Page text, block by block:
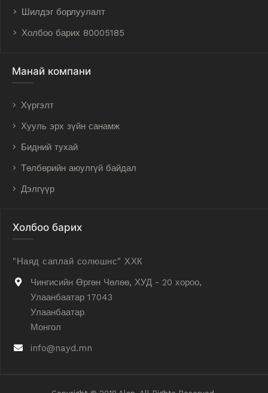
Шилдэг борлуулалт
Холбоо барих 80005185
Манай компани
Хүргэлт
Хууль эрх зүйн санамж
Бидний тухай
Төлбөрийн аюулгүй байдал
Дэлгүүр
Холбоо барих
"Наяд саплай солюшнс" ХХК
Чингисийн Өргөн Чөлөө, ХУД - 20 хороо,
Улаанбаатар 17043
Улаанбаатар
Монгол
info@nayd.mn